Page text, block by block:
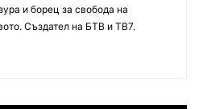
и борец за свобода на
Създател на БТВ и ТВ7.